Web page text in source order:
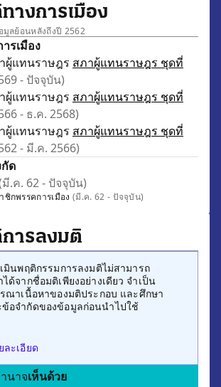
างการเมือง
มูลย้อนหลังถึงปี 2562
รเมือง
ผู้แทนราษฎร สภาผู้แทนราษฎร ชุดที่
- ปัจจุบัน)
ผู้แทนราษฎร สภาผู้แทนราษฎร ชุดที่
- ธ.ค. 2568)
ผู้แทนราษฎร สภาผู้แทนราษฎร ชุดที่
- มี.ค. 2566)
ด
มี.ค. 62 - ปัจจุบัน)
ชิกพรรคการเมือง(มี.ค. 62 - ปัจจุบัน)
ารลงมติ
มินพฤติกรรมการลงมติไม่สามารถ
ด้จากชื่อมติเพียงอย่างเดียว จำเป็น
ณาเนื้อหาของมติประกอบ และศึกษา
อจำกัดของข้อมูลก่อนนำไปใช้
ละเอียด
นาจเห็นด้วย